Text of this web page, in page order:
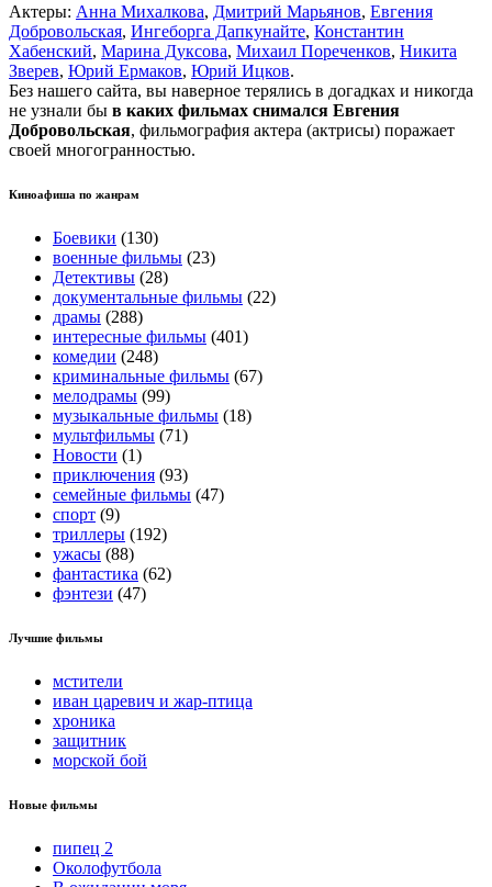
Актеры: Анна Михалкова, Дмитрий Марьянов, Евгения
Добровольская, Ингеборга Дапкунайте, Константин
Хабенский, Марина Дуксова, Михаил Пореченков, Никита
Зверев, Юрий Ермаков, Юрий Ицков.
Без нашего сайта, вы наверное терялись в догадках и никогда
не узнали бы в каких фильмах снимался Евгения
Добровольская, фильмография актера (актрисы) поражает
своей многогранностью.
Киноафиша по жанрам
Боевики (130)
военные фильмы (23)
Детективы (28)
документальные фильмы (22)
драмы (288)
интересные фильмы (401)
комедии (248)
криминальные фильмы (67)
мелодрамы (99)
музыкальные фильмы (18)
мультфильмы (71)
Новости (1)
приключения (93)
семейные фильмы (47)
спорт (9)
триллеры (192)
ужасы (88)
фантастика (62)
фэнтези (47)
Лучшие фильмы
мстители
иван царевич и жар-птица
хроника
защитник
морской бой
Новые фильмы
пипец 2
Околофутбола